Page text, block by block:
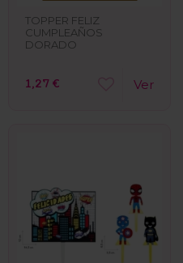
TOPPER FELIZ
CUMPLEAÑOS
DORADO
1,27 € Ver